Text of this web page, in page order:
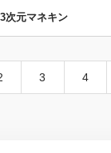
次元マネキン
3 4